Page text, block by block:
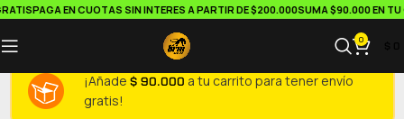
PAGA EN CUOTAS SIN INTERES A PARTIR DE $200.000SUMA $90.000 EN TU
0
¡Añade $90.000 a tu carrito para tener envío
gratis!